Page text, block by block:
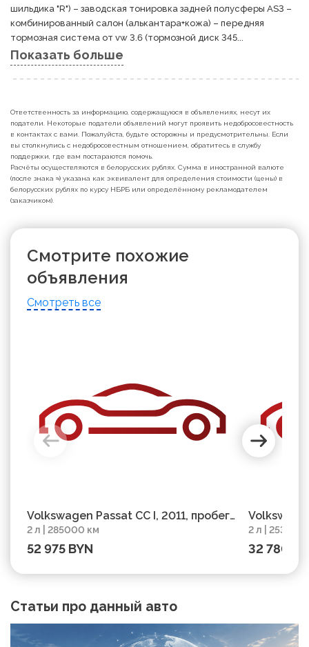
шильдика "R") – заводская тонировка задней полусферы AS3 –
комбинированный салон (алькантара+кожа) – передняя
тормозная система от vw 3.6 (тормозной диск 345...
Показать больше
Ответственность за информацию, содержащуюся в объявлениях, несут их
податели. Некоторые податели объявлений могут проявить недобросовестность
в контактах с вами. Пожалуйста, будьте осторожны и предусмотрительны. Если
вы столкнулись с недобросовестным отношением, обратитесь в службу
поддержки, где вам постараются помочь.
Расчёты осуществляются в белорусских рублях. Сумма в иностранной валюте
(после знака ≈) указана как эквивалент для определения стоимости (цены) в
белорусских рублях по курсу НБРБ или определённому рекламодателем
(заказчиком).
Смотрите похожие
объявления
Смотреть все
Volkswagen Passat CC I, 2011, пробег
285000 км
2 л | 285000 км
52 975 BYN
253000 км
2 л | 253000
32 780
Статьи про данный авто